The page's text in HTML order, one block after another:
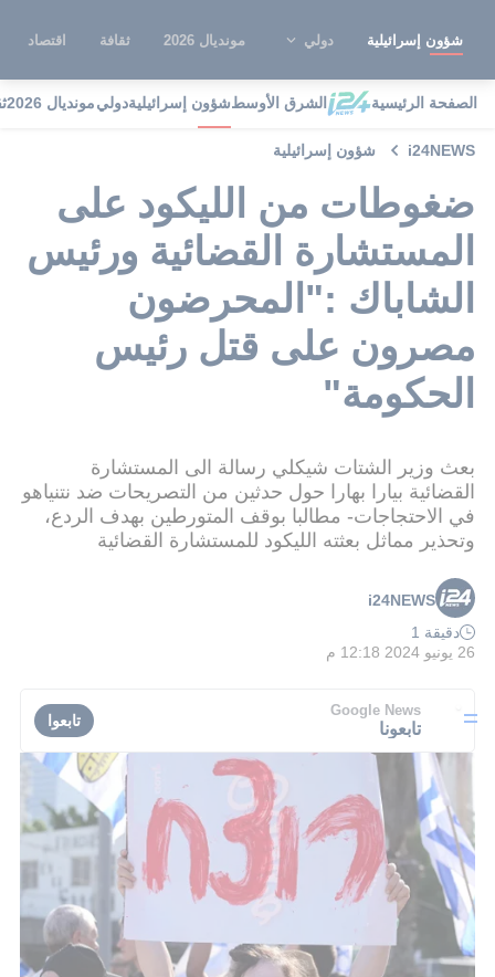
شؤون إسرائيلية دولي مونديال 2026 ثقافة اقتصاد
الصفحة الرئيسية الشرق الأوسطشؤون إسرائيليةدوليمونديال 2026
i24NEWS شؤون إسرائيلية
ضغوطات من الليكود على
المستشارة القضائية ورئيس
الشاباك :"المحرضون
مصرون على قتل رئيس
الحكومة"
بعث وزير الشتات شيكلي رسالة الى المستشارة
القضائية بيارا بهارا حول حدثين من التصريحات ضد نتنياهو
في الاحتجاجات- مطالبا بوقف المتورطين بهدف الردع،
وتحذير مماثل بعثته الليكود للمستشارة القضائية
i24NEWS
دقيقة 1
26 يونيو 2024 12:18 م
Google News
تابعونا تابعوا